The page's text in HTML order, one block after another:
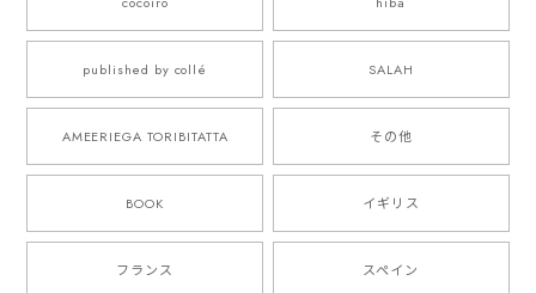
published by collé SALAH
AMEERIEGA TORIBITATTA その他
BOOK イギリス
フランス スペイン